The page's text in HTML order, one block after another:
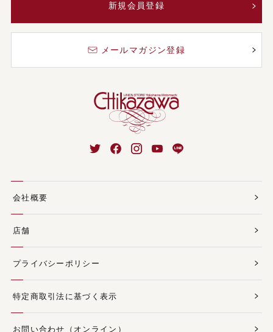
新規会員登録
メールマガジン登録
会社概要
店舗
プライバシーポリシー
特定商取引法に基づく表示
お問い合わせ（オンライン）